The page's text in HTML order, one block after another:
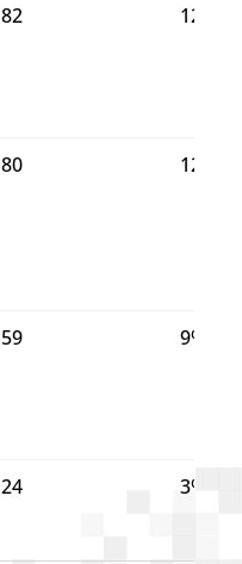
82 12%
80 12%
59 9%
24 3%